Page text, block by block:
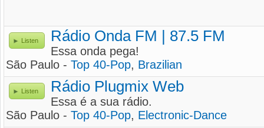
Listen Rádio Onda FM | 87.5 FM
Essa onda pega!
São Paulo - Top 40-Pop, Brazilian
Listen Rádio Plugmix Web
Essa é a sua rádio.
São Paulo - Top 40-Pop, Electronic-Dance